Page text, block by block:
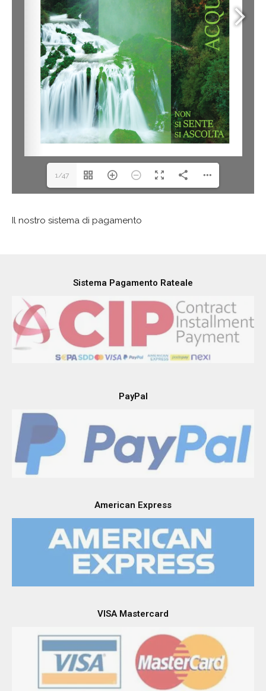
1/47
Il nostro sistema di pagamento
Sistema Pagamento Rateale
PayPal
American Express
VISA Mastercard